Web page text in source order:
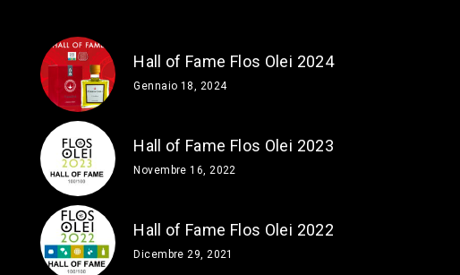
Hall of Fame Flos Olei 2024
Gennaio 18, 2024
Hall of Fame Flos Olei 2023
Novembre 16, 2022
Hall of Fame Flos Olei 2022
Dicembre 29, 2021